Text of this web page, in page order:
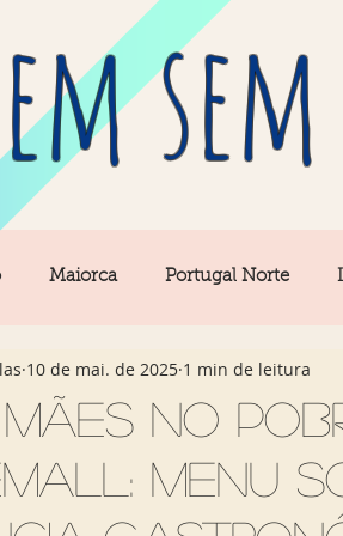
Maiorca Portugal Norte
News Berlim Algarve
Açores Amsterdam
Mães no
menu
10 de mai. de 2025 1 min de leitura